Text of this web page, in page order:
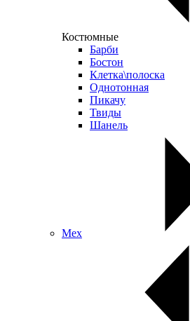
Костюмные
Барби
Бостон
Клетка\полоска
Однотонная
Пикачу
Твиды
Шанель
Мех